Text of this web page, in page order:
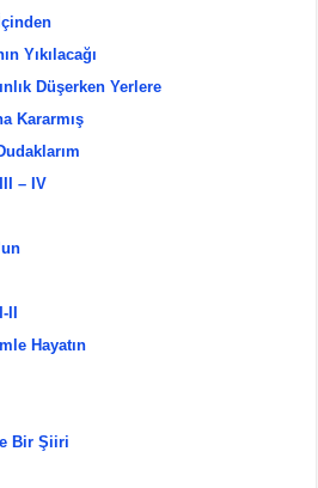
Yıkılacağı
Düşerken Yerlere
Kararmış
– IV
Hayatın
Bir Şiiri